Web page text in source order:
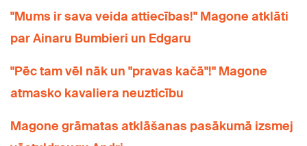
"Mums ir sava veida attiecības!" Magone atklāti
par Ainaru Bumbieri un Edgaru
"Pēc tam vēl nāk un "pravas kačā"!" Magone
atmasko kavaliera neuzticību
Magone grāmatas atklāšanas pasākumā izsmej